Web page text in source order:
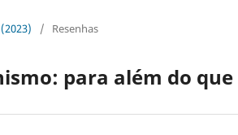
/ Resenhas
para além do